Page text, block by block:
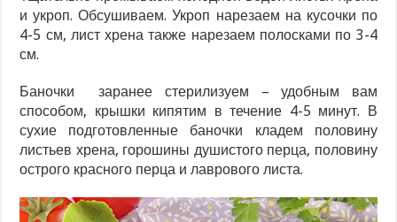
и укроп. Обсушиваем. Укроп нарезаем на кусочки по
4-5 см, лист хрена также нарезаем полосками по 3-4
см.
Баночки заранее стерилизуем – удобным вам
способом, крышки кипятим в течение 4-5 минут. В
сухие подготовленные баночки кладем половину
листьев хрена, горошины душистого перца, половину
острого красного перца и лаврового листа.